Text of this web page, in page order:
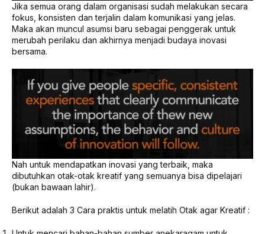
Jika semua orang dalam organisasi sudah melakukan secara
fokus, konsisten dan terjalin dalam komunikasi yang jelas.
Maka akan muncul asumsi baru sebagai penggerak untuk
merubah perilaku dan akhirnya menjadi budaya inovasi
bersama.
Nah untuk mendapatkan inovasi yang terbaik, maka
dibutuhkan otak-otak kreatif yang semuanya bisa dipelajari
(bukan bawaan lahir).
Berikut adalah 3 Cara praktis untuk melatih Otak agar Kreatif :